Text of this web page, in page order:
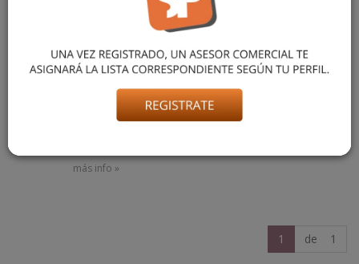
PIJAMA MUSCULOSA
JERSEY MELOCOTON EST
más info »
1 de 1